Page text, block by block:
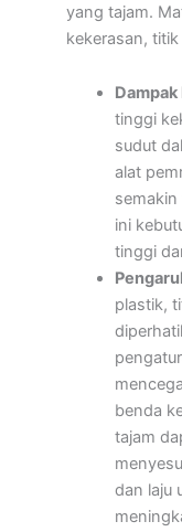
yang tajam.
kekerasan,
tinggi
sudut
alat
ini
tinggi
plastik,
benda
tajam
dan laju